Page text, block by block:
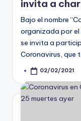
invita a
Bajo el nombre
organizada por el
se invita a
Coronavirus, que
Posted02/02/2021